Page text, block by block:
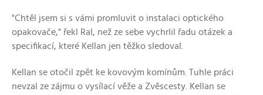
"Chtěl jsem si s vámi promluvit o instalaci optického
opakovače," řekl Ral, než ze sebe vychrlil řadu otázek a
specifikací, které Kellan jen těžko sledoval.
Kellan se otočil zpět ke kovovým komínům. Tuhle práci
nevzal ze zájmu o vysílací věže a Zvěscesty. Kellan se